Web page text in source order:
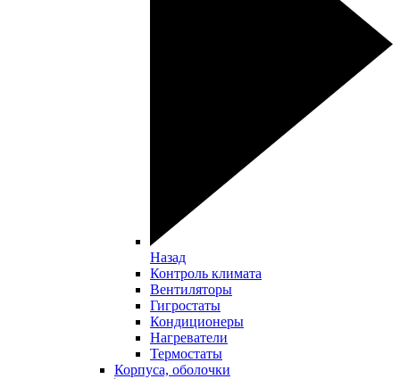
Назад
Контроль климата
Вентиляторы
Гигростаты
Кондиционеры
Нагреватели
Термостаты
Корпуса, оболочки